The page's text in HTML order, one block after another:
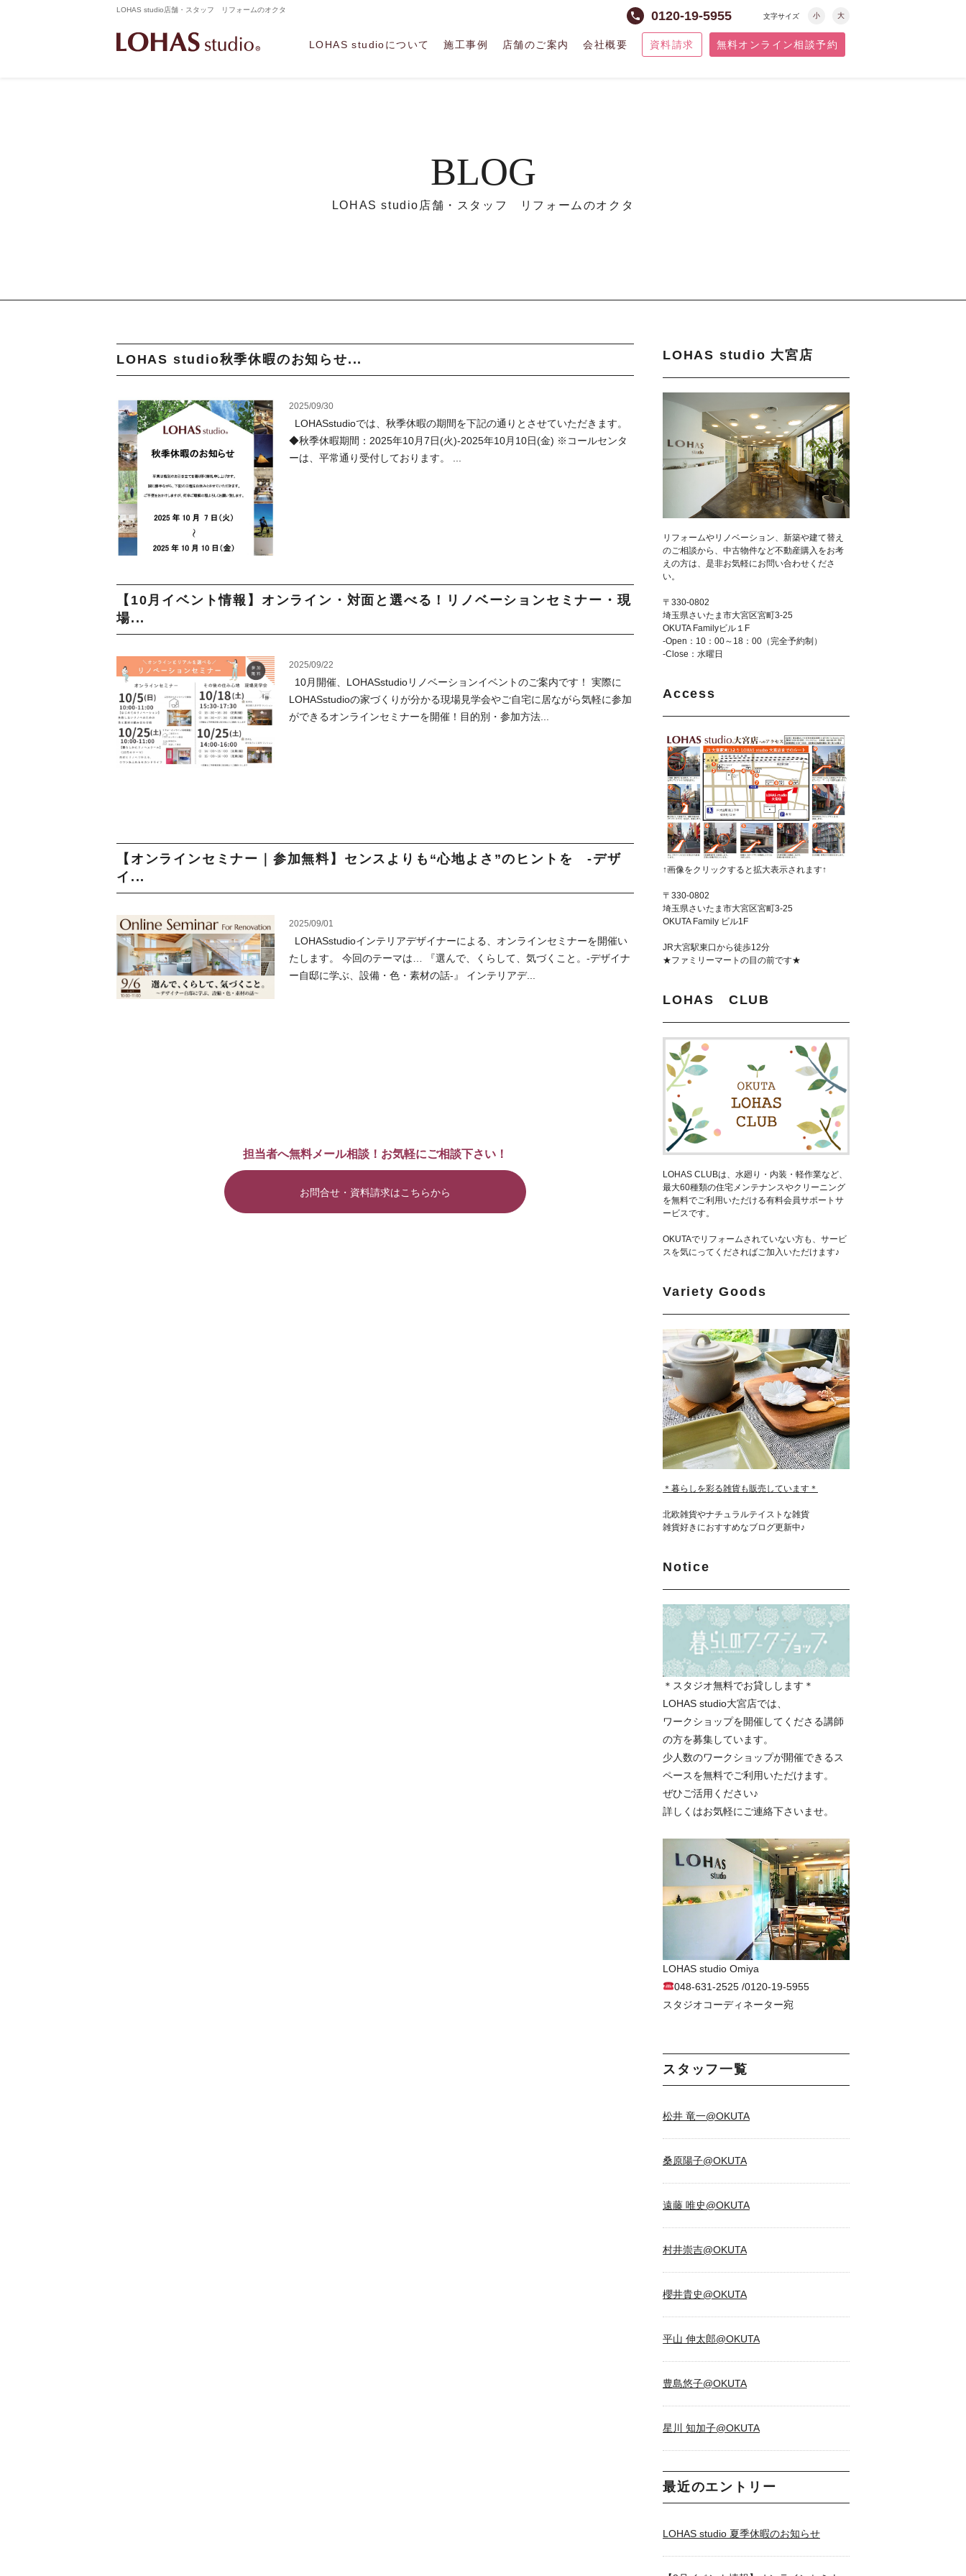
LOHAS studio店舗・スタッフ リフォームのオクタ
phone 0120-19-5955 文字サイズ 小 大
LOHAS studioについて 施工事例 店舗のご案内 会社概要 資料請求 無料オンライン相談予約
BLOG
LOHAS studio店舗・スタッフ リフォームのオクタ
LOHAS studio秋季休暇のお知らせ...
2025/09/30
LOHASstudioでは、秋季休暇の期間を下記の通りとさせていただきます。
◆秋季休暇期間：2025年10月7日(火)-2025年10月10日(金) ※コールセンタ
ーは、平常通り受付しております。 ...
【10月イベント情報】オンライン・対面と選べる！リノベーションセミナー・現
場...
2025/09/22
10月開催、LOHASstudioリノベーションイベントのご案内です！ 実際に
LOHASstudioの家づくりが分かる現場見学会やご自宅に居ながら気軽に参加
ができるオンラインセミナーを開催！目的別・参加方法...
【オンラインセミナー｜参加無料】センスよりも“心地よさ”のヒントを -デザ
イ...
2025/09/01
LOHASstudioインテリアデザイナーによる、オンラインセミナーを開催い
たします。 今回のテーマは… 『選んで、くらして、気づくこと。-デザイナ
ー自邸に学ぶ、設備・色・素材の話-』 インテリアデ...
担当者へ無料メール相談！お気軽にご相談下さい！
お問合せ・資料請求はこちらから
LOHAS studio 大宮店
リフォームやリノベーション、新築や建て替え
のご相談から、中古物件など不動産購入をお考
えの方は、是非お気軽にお問い合わせくださ
い。
〒330-0802
埼玉県さいたま市大宮区宮町3-25
OKUTA Familyビル１F
-Open：10：00～18：00（完全予約制）
-Close：水曜日
Access
↑画像をクリックすると拡大表示されます↑
〒330-0802
埼玉県さいたま市大宮区宮町3-25
OKUTA Family ビル1F
JR大宮駅東口から徒歩12分
★ファミリーマートの目の前です★
LOHAS CLUB
LOHAS CLUBは、水廻り・内装・軽作業など、
最大60種類の住宅メンテナンスやクリーニング
を無料でご利用いただける有料会員サポートサ
ービスです。
OKUTAでリフォームされていない方も、サービ
スを気にってくださればご加入いただけます♪
Variety Goods
＊暮らしを彩る雑貨も販売しています＊
北欧雑貨やナチュラルテイストな雑貨
雑貨好きにおすすめなブログ更新中♪
Notice
＊スタジオ無料でお貸しします＊
LOHAS studio大宮店では、
ワークショップを開催してくださる講師
の方を募集しています。
少人数のワークショップが開催できるス
ペースを無料でご利用いただけます。
ぜひご活用ください♪
詳しくはお気軽にご連絡下さいませ。
LOHAS studio Omiya
048-631-2525 /0120-19-5955
スタジオコーディネーター宛
スタッフ一覧
松井 竜一@OKUTA
桑原陽子@OKUTA
遠藤 唯史@OKUTA
村井崇吉@OKUTA
櫻井貴史@OKUTA
平山 伸太郎@OKUTA
豊島悠子@OKUTA
星川 知加子@OKUTA
最近のエントリー
LOHAS studio 夏季休暇のお知らせ